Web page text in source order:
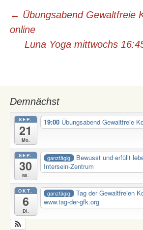
Beitrags-
Navigation
← Übungsabend Gewaltfreie
online
Luna Yoga mittwochs
Demnächst
SEP.
21
Mo.
19:00 Übungsabend Gewaltfreie
SEP.
30
Mi.
ganztägig Bewusst und erfüllt
Intersein-Zentrum
OKT.
6
Di.
ganztägig Tag der Gewaltfreien
www.tag-der-gfk.org